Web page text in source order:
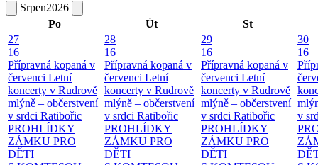
Srpen2026
Po
Út
St
27
16
Přípravná kopaná v
červenci Letní
koncerty v Rudrově
mlýně – občerstvení
v srdci Ratibořic
PROHLÍDKY
ZÁMKU PRO
DĚTI
28
16
Přípravná kopaná v
červenci Letní
koncerty v Rudrově
mlýně – občerstvení
v srdci Ratibořic
PROHLÍDKY
ZÁMKU PRO
DĚTI
29
16
Přípravná kopaná v
červenci Letní
koncerty v Rudrově
mlýně – občerstvení
v srdci Ratibořic
PROHLÍDKY
ZÁMKU PRO
DĚTI
30
16
v